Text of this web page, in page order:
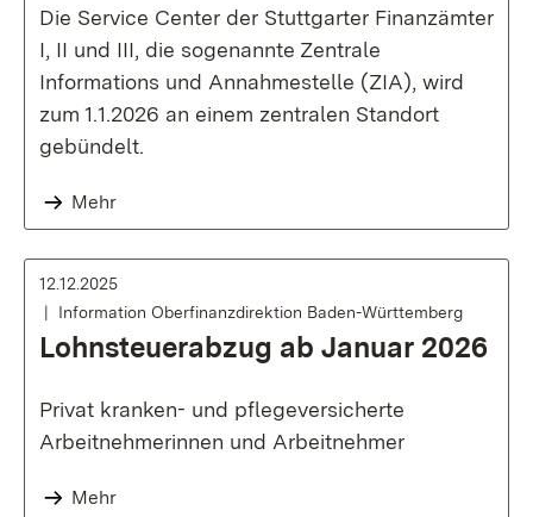
Die Service Center der Stuttgarter Finanzämter
I, II und III, die sogenannte Zentrale
Informations und Annahmestelle (ZIA), wird
zum 1.1.2026 an einem zentralen Standort
gebündelt.
Mehr
12.12.2025
Information Oberfinanzdirektion Baden-Württemberg
Lohnsteuerabzug ab Januar 2026
Privat kranken- und pflegeversicherte
Arbeitnehmerinnen und Arbeitnehmer
Mehr